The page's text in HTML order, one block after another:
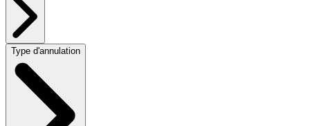
Type d'annulation